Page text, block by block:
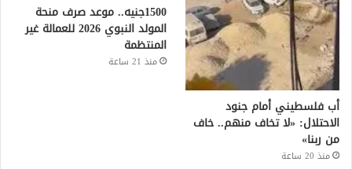
أب فلسطيني أمام جنود
الاحتلال: «لا تخاف منهم.. خاف
من ربنا»
منذ 20 ساعة
1500جنيه.. موعد صرف منحة
المولد النبوي 2026 للعمالة غير
المنتظمة
منذ 21 ساعة